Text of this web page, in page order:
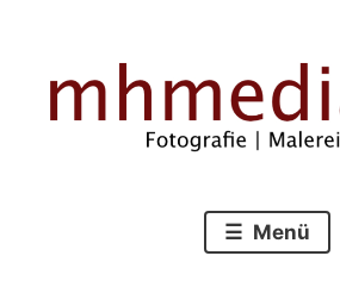
springen
mhmedia.de
Menü